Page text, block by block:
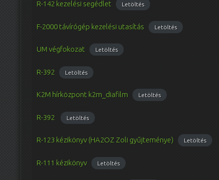
R-142 kezelési segédlet Letöltés
F-2000 távírógép kezelési utasítás Letöltés
UM végfokozat Letöltés
R-392 Letöltés
K2M hírközpont k2m_diafilm Letöltés
R-392 Letöltés
R-123 kézikönyv (HA2OZ Zoli gyűjteménye) Letöltés
R-111 kézikönyv Letöltés